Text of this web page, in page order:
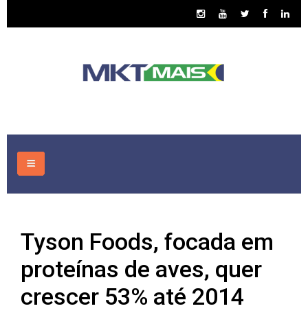
CONSULTORIA
ASSUNTOS
PUBLICAÇÕES
Tyson Foods, focada em
proteínas de aves, quer
crescer 53% até 2014